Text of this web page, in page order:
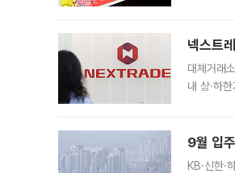
넥스트
대체거래
내 상·하
9월 입
KB·신한